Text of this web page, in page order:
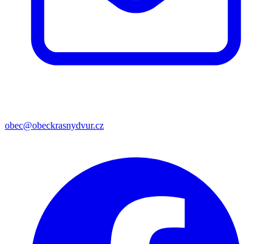
obec@obeckrasnydvur.cz